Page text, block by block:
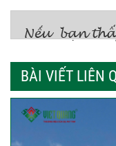
BÀI VIẾT LIÊN